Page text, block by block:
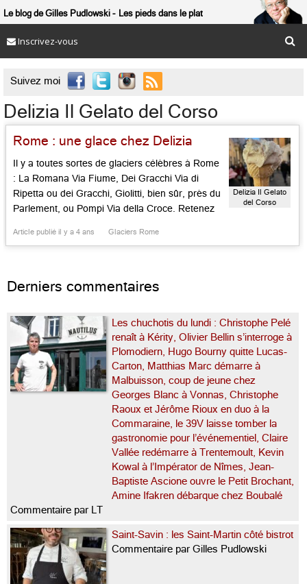
Le blog de Gilles Pudlowski Les pieds dans le plat
Inscrivez-vous
Suivez moi 
Delizia Il Gelato del Corso
Rome : une glace chez Delizia
Il y a toutes sortes de glaciers célèbres à Rome
: La Romana Via Fiume, Dei Gracchi Via di
Ripetta ou dei Gracchi, Giolitti, bien sûr, près du
Parlement, ou Pompi Via della Croce. Retenez
ne paye pas de mine sur le très commerçant Via
Article publié il y a 4 ans Glaciers Rome
Delizia Il Gelato
del Corso
Derniers commentaires
Les chuchotis du lundi : Christophe Pelé
renaît à Kérity, Olivier Bellin s’interroge à
Plomodiern, Hugo Bourny quitte Lucas-
Carton, Matthias Marc démarre à
Malbuisson, coup de jeune chez
Georges Blanc à Vonnas, Christophe
Raoux et Jérôme Rioux en duo à la
Commaraine, le 39V laisse tomber la
gastronomie pour l’événementiel, Claire
Vallée redémarre à Trentemoult, Kevin
Kowal à l’Impérator de Nîmes, Jean-
Baptiste Ascione ouvre le Petit Brochant,
Amine Ifakren débarque chez Boubalé
Commentaire par LT
Saint-Savin : les Saint-Martin côté bistrot
Commentaire par Gilles Pudlowski